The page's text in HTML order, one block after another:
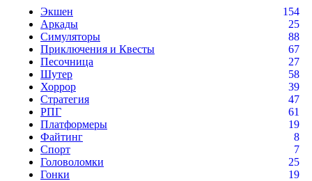
Экшен
154
Аркады
25
Симуляторы
88
Приключения и Квесты
67
Песочница
27
Шутер
58
Хоррор
39
Стратегия
47
РПГ
61
Платформеры
19
Файтинг
8
Спорт
7
Головоломки
25
Гонки
19